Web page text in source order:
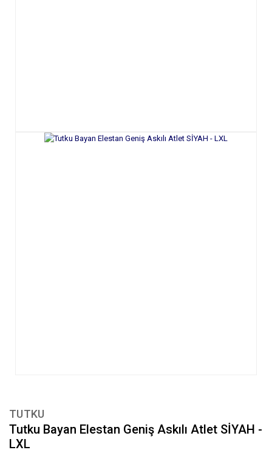
TUTKU
Tutku Bayan Elestan Geniş Askılı Atlet SİYAH -
LXL